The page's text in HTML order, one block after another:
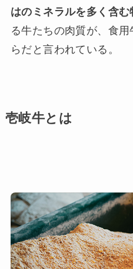
はのミネラルを多く含む
る牛たちの肉質が、食
らだと言われている。
壱岐牛とは